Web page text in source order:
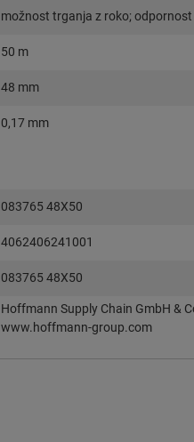
možnost trganja z roko;
50 m
48 mm
0,17 mm
083765 48X50
4062406241001
083765 48X50
Hoffmann Supply Chain GmbH &
www.hoffmann-group.com